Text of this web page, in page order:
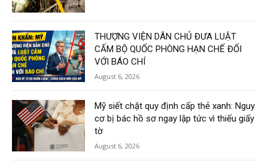
THƯỢNG VIỆN DÂN CHỦ ĐƯA LUẬT
CẤM BỘ QUỐC PHÒNG HẠN CHẾ ĐỐI
VỚI BÁO CHÍ
August 6, 2026
Mỹ siết chặt quy định cấp thẻ xanh: Nguy
cơ bị bác hồ sơ ngay lập tức vì thiếu giấy
tờ
August 6, 2026